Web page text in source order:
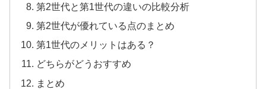
第2世代と第1世代の違いの比較分析
第2世代が優れている点のまとめ
第1世代のメリットはある？
どちらがどうおすすめ
まとめ